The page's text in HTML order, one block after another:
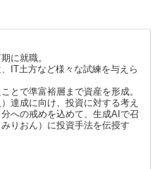
に就職。
IT土方など様々な試練を与えら
とで準富裕層まで資産を形成。
達成に向け、投資に対する考え
への戒めを込めて、生成AIで召
りおん）に投資手法を伝授す